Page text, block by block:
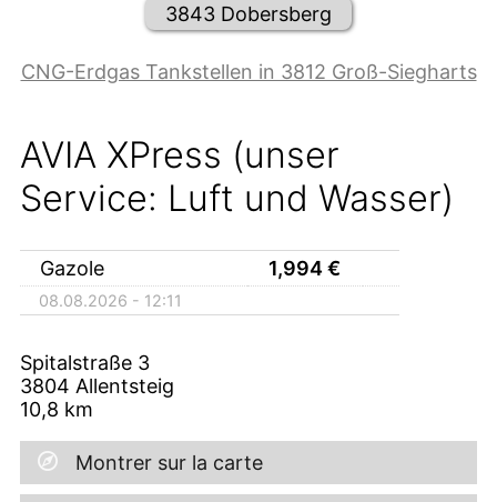
3843 Dobersberg
CNG-Erdgas Tankstellen in 3812 Groß-Siegharts
AVIA XPress (unser
Service: Luft und Wasser)
Gazole 1,994€
08.08.2026 - 12:11
Spitalstraße 3
3804 Allentsteig
10,8 km
Montrer sur la carte